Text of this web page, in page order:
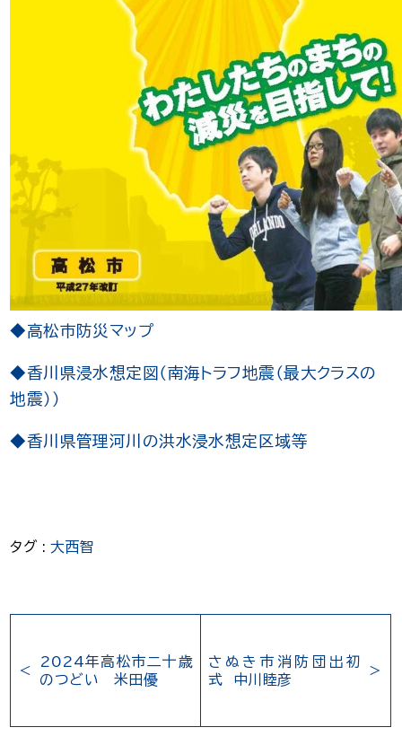
◆高松市防災マップ
◆香川県浸水想定図（南海トラフ地震（最大クラスの
地震））
◆香川県管理河川の洪水浸水想定区域等
タグ :大西智
2024年高松市二十歳
のつどい 米田優
さぬき市消防団出初
式 中川睦彦